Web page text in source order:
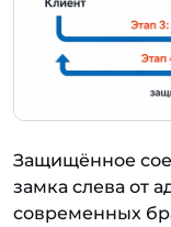
Защищённое
замка слева от
современных